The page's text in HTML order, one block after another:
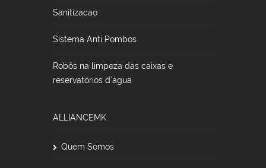
Sanitizacao
Sistema Anti Pombos
Robôs na limpeza das caixas e
reservatórios d´água
ALLIANCEMK
Quem Somos